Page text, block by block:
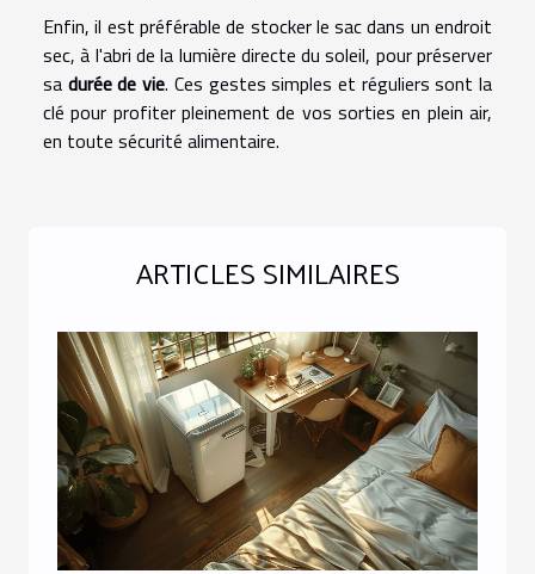
Enfin, il est préférable de stocker le sac dans un endroit
sec, à l'abri de la lumière directe du soleil, pour préserver
sa durée de vie. Ces gestes simples et réguliers sont la
clé pour profiter pleinement de vos sorties en plein air,
en toute sécurité alimentaire.
ARTICLES SIMILAIRES